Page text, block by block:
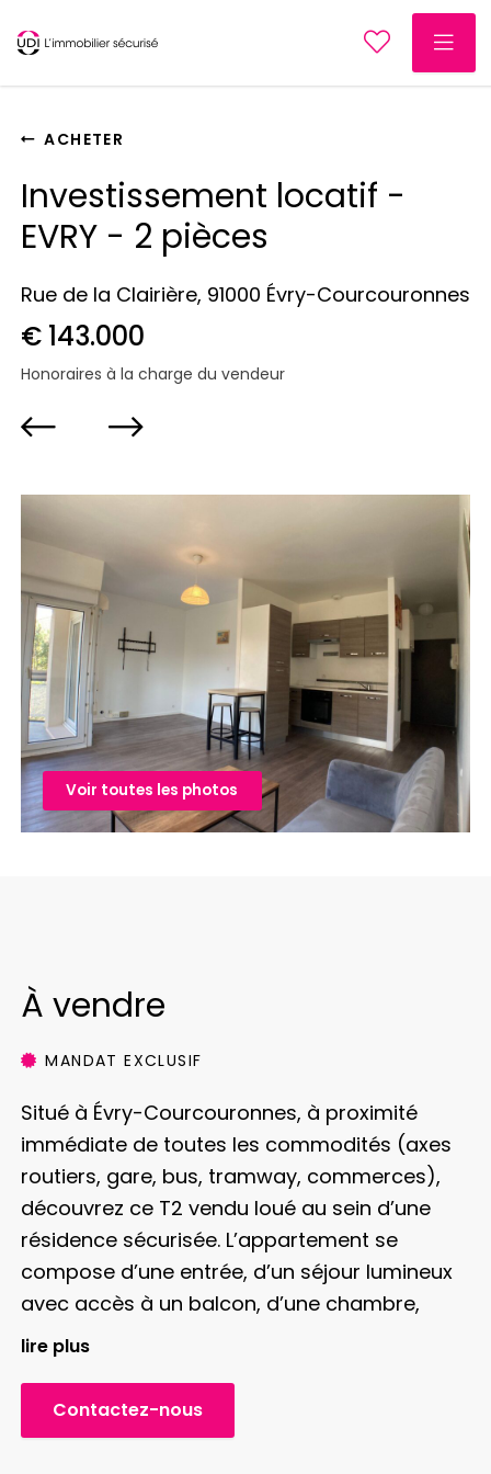
ACHETER
Investissement locatif -
EVRY - 2 pièces
Rue de la Clairière, 91000 Évry-Courcouronnes
€ 143.000
Honoraires à la charge du vendeur
Voir toutes les photos
À vendre
MANDAT EXCLUSIF
Situé à Évry-Courcouronnes, à proximité
immédiate de toutes les commodités (axes
routiers, gare, bus, tramway, commerces),
découvrez ce T2 vendu loué au sein d’une
résidence sécurisée.L’appartement se
compose d’une entrée, d’un séjour lumineux
avec accès à un balcon, d’une chambre,
d’une cuisine aménagée ainsi que d’une salle
main :Bien actuellement loué pour un
montant de 646,94 € hors charges + 197 €
lire plus
Contactez-nous